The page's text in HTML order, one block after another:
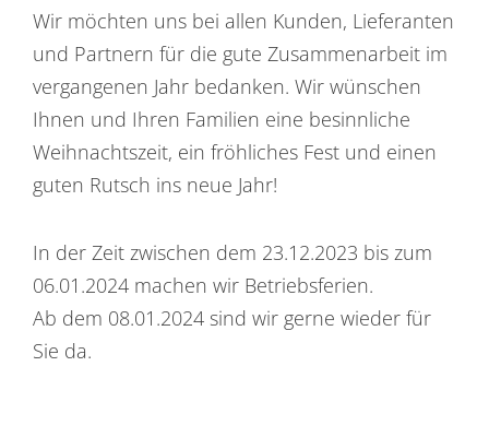
Wir möchten uns bei allen Kunden, Lieferanten
und Partnern für die gute Zusammenarbeit im
vergangenen Jahr bedanken. Wir wünschen
Ihnen und Ihren Familien eine besinnliche
Weihnachtszeit, ein fröhliches Fest und einen
guten Rutsch ins neue Jahr!
In der Zeit zwischen dem 23.12.2023 bis zum
06.01.2024 machen wir Betriebsferien.
Ab dem 08.01.2024 sind wir gerne wieder für
Sie da.